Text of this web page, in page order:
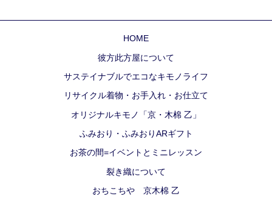
HOME
彼方此方屋について
サステイナブルでエコなキモノライフ
リサイクル着物・お手入れ・お仕立て
オリジナルキモノ「京・木棉 乙」
ふみおり・ふみおりARギフト
お茶の間=イベントとミニレッスン
裂き織について
おちこちや 京木棉 乙